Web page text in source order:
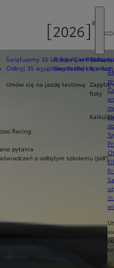
Świętujemy 35 lat Toyoty w Polsce
Odkryj 35 wyjątkowych ofert
Umów się na jazdę testową
Toyota Central
Skontaktuj się zKomfort
Zapytaj
floty
Racing
pytania
o odbytym szkoleniu (pdf)